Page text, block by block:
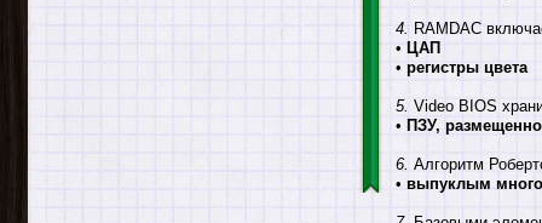
4. RAMDAC
• ЦАП
• регистры цвета
5. Video BIOS
• ПЗУ,
6. Алгоритм
• выпуклым